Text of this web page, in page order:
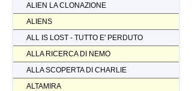
ALIEN LA CLONAZIONE
ALIENS
ALL IS LOST - TUTTO E' PERDUTO
ALLA RICERCA DI NEMO
ALLA SCOPERTA DI CHARLIE
ALTAMIRA